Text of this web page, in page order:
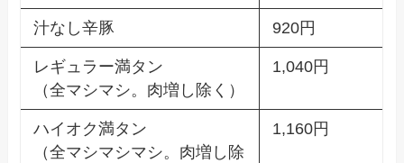
汁なし辛豚 920円
レギュラー満タン
（全マシマシ。肉増し除く）
1,040円
ハイオク満タン
（全マシマシマシ。肉増し除
1,160円